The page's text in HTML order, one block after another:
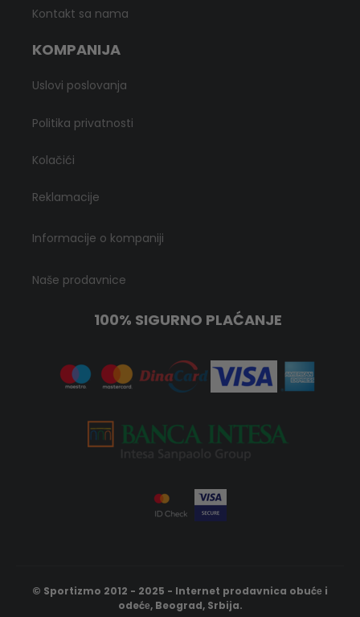
Kontakt sa nama
KOMPANIJA
Uslovi poslovanja
Politika privatnosti
Kolačići
Reklamacije
Informacije o kompaniji
Naše prodavnice
100% SIGURNO PLAĆANJE
© Sportizmo 2012 - 2025 - Internet prodavnica obućе i
odećе, Beograd, Srbija.